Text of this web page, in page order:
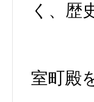
く、歴
室町殿